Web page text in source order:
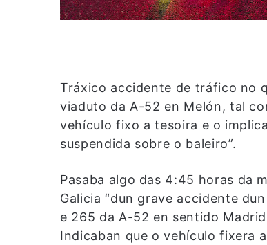
Tráxico accidente de tráfico no
viaduto da A-52 en Melón, tal
vehículo fixo a tesoira e o
suspendida sobre o baleiro”.
Pasaba algo das 4:45 horas da
Galicia “dun grave accidente
e 265 da A-52 en sentido
Indicaban que o vehículo fixera